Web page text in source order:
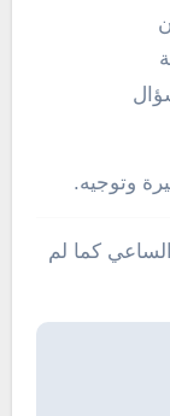
وتوجيه.
الساعي كما لم